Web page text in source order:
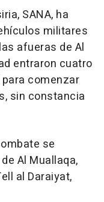
SANA, ha
militares
afueras de Al
entraron cuatro
comenzar
sin constancia
se
Al Muallaqa,
al Daraiyat,